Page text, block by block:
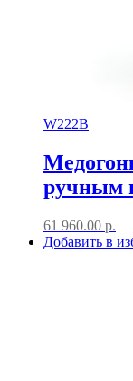
W222B
ручным
61 960.00 р.
Добавить в